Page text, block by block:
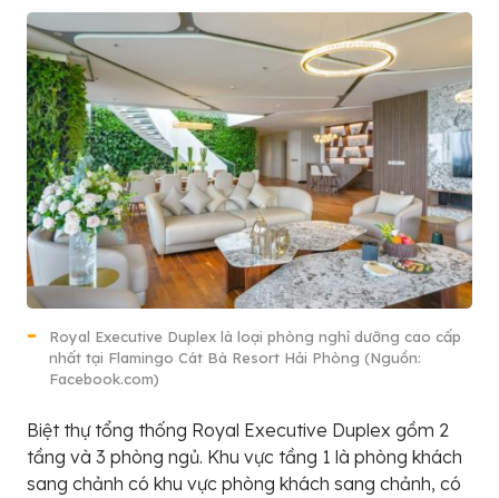
Royal Executive Duplex là loại phòng nghỉ dưỡng cao cấp
nhất tại Flamingo Cát Bà Resort Hải Phòng (Nguồn:
Facebook.com)
Biệt thự tổng thống Royal Executive Duplex gồm 2
tầng và 3 phòng ngủ. Khu vực tầng 1 là phòng khách
sang chảnh có khu vực phòng khách sang chảnh, có